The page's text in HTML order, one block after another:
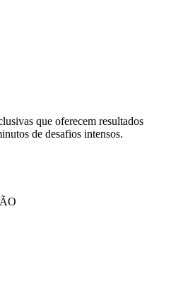
que oferecem resultados
de desafios intensos.